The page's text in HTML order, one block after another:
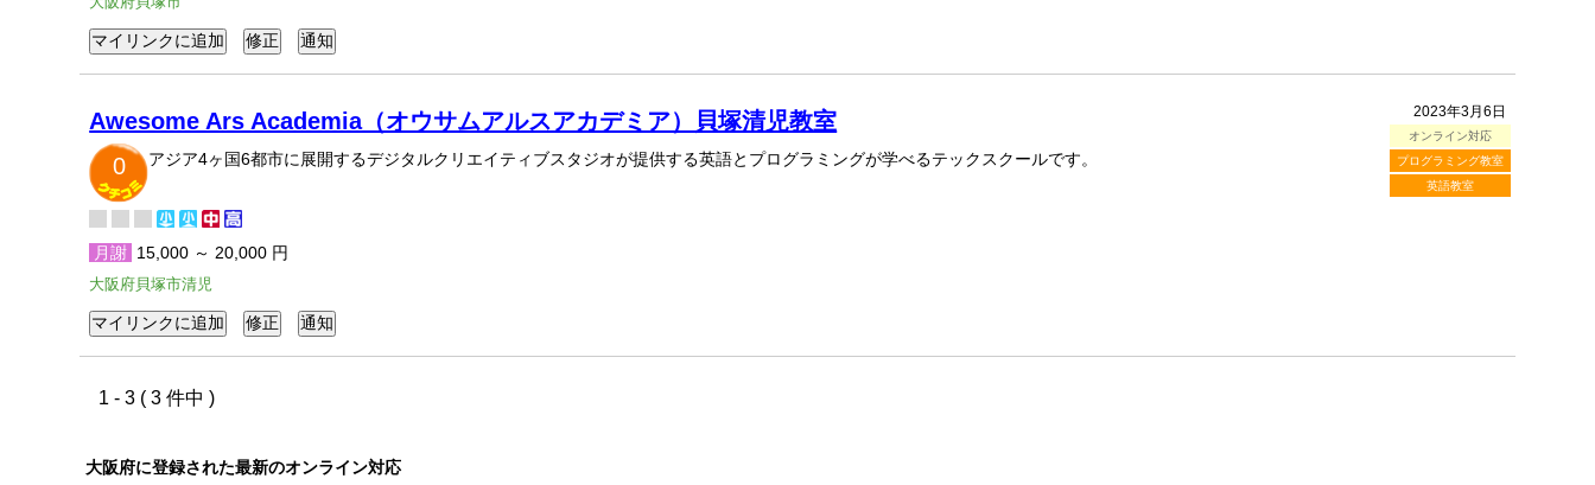
2023年3月6日
オンライン対応
プログラミング教室
英語教室
Awesome Ars Academia（オウサムアルスアカデミア）貝塚清児教室
0
アジア4ヶ国6都市に展開するデジタルクリエイティブスタジオが提供する英語とプログラミングが学べるテックスクールです。
月謝 15,000 ～ 20,000 円
大阪府貝塚市清児
1 - 3 ( 3 件中 )
大阪府に登録された最新のオンライン対応